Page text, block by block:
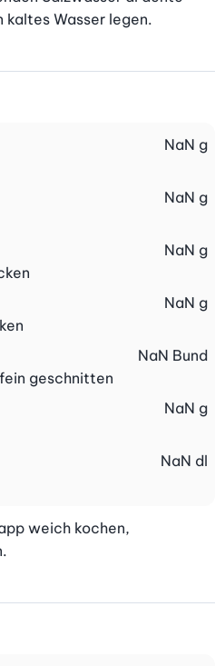
kaltes Wasser legen.
NaN g
NaN g
NaN g
NaN g
geschnitten
NaN Bund
NaN g
NaN dl
weich kochen,